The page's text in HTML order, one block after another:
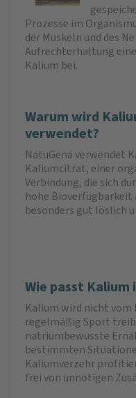
Prozesse im
der Muskeln und des
Aufrechterhaltung
Kalium bei.
Warum wird
verwendet?
NatuGena verwendet
Kaliumcitrat, einer
Verbindung, die sich
hohe
besonders gut löslich
Wie passt Kalium
Kalium wird nicht vom
regelmäßig Sport
natriumbewusste
bestimmten
Kaliumverzehr
frei von unnötigen